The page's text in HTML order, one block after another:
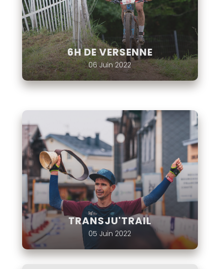
6H DE VERSENNE
06 Juin 2022
TRANSJU'TRAIL
05 Juin 2022